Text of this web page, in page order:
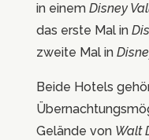
in einem Disney
das erste Mal in
zweite Mal in
Beide Hotels
Gelände von Walt